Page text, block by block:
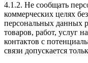
4.1.2. Не сообщать
коммерческих целях
персональных данных
товаров, работ, услуг
контактов с
связи допускается